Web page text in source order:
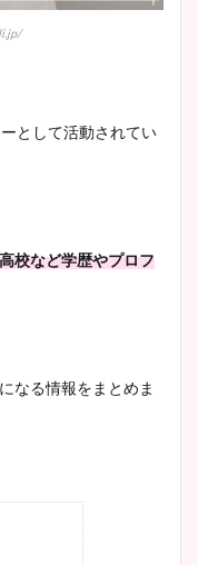
として活動されてい
校など学歴やプロフ
なる情報をまとめま